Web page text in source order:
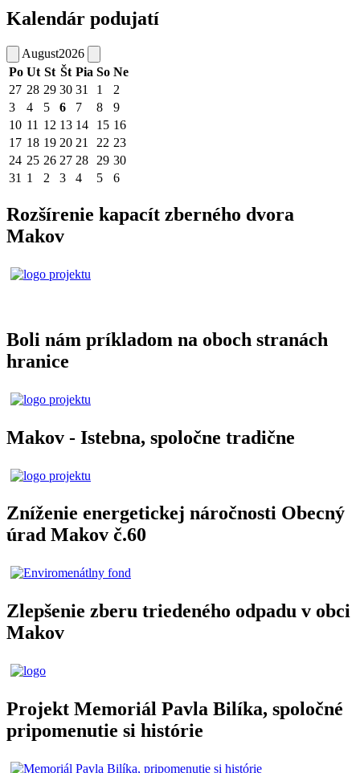
Kalendár podujatí
August2026
Po Ut St Št Pia So Ne
27 28 29 30 31 1
2
3
4 5 6 7 8
9
10 11 12 13 14 15 16
17 18 19 20 21 22 23
24 25 26 27 28 29 30
31 1 2 3 4 5 6
Rozšírenie kapacít zberného dvora
Makov
Boli nám príkladom na oboch stranách
hranice
Makov - Istebna, spoločne tradične
Zníženie energetickej náročnosti Obecný
úrad Makov č.60
Zlepšenie zberu triedeného odpadu v obci
Makov
Projekt Memoriál Pavla Bilíka, spoločné
pripomenutie si histórie